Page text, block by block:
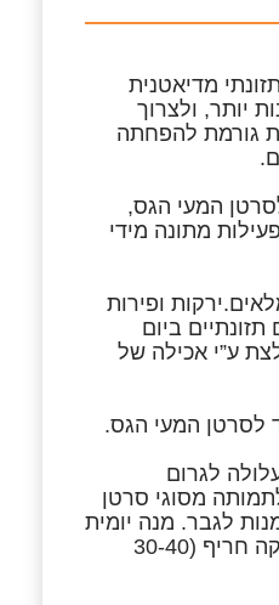
מדיאטנית
יותר, ולצרוך
גורמת להפחתה
המעי הגס,
היא לעשות לפחות 30 דקות של פעילות מתונה מידי
ופירות
צריכה של 10 גרם של סיבים תזונתיים ביום
ע”י אכילה של
לסרטן המעי הגס.
לגרום
מסוגי סרטן
ההמלצה היא לא לעבור על כמות של מנה אחת ליום לאישה ועד 2 מנות לגבר. מנה יומית
מוגדרת כפחית או בקבוק בירה (330 מ”ל), כוס יין (200 מ”ל) או כוסית משקה חריף (30-40